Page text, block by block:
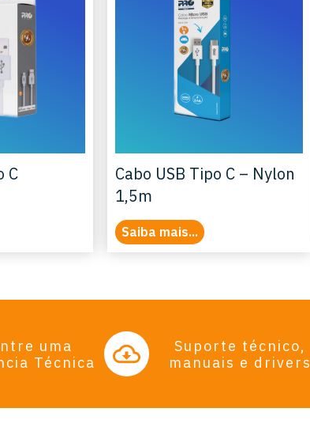
C
Cabo USB Tipo C – Nylon
1,5m
Saiba mais...
uma
Técnica
Suporte técnico,
manuais e drivers